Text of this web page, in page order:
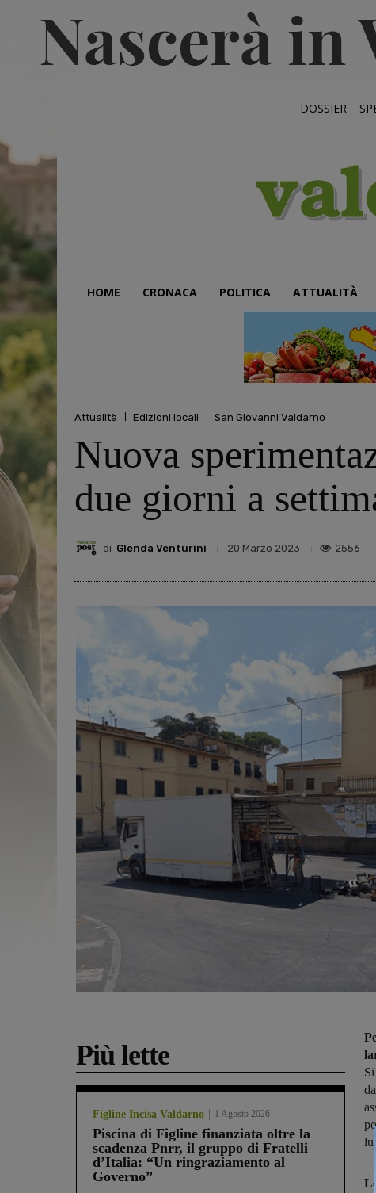
DOSSIER
HOME CRONACA POLITICA ATTUALITÀ
Attualità Edizioni locali San Giovanni Valdarno
Nuova
due giorni a
di Glenda Venturini 20 Marzo 2023 2556
Più lette
Figline Incisa Valdarno 1 Agosto 2026
Piscina di Figline finanziata oltre la
scadenza Pnrr, il gruppo di Fratelli
d’Italia: “Un ringraziamento al
Governo”